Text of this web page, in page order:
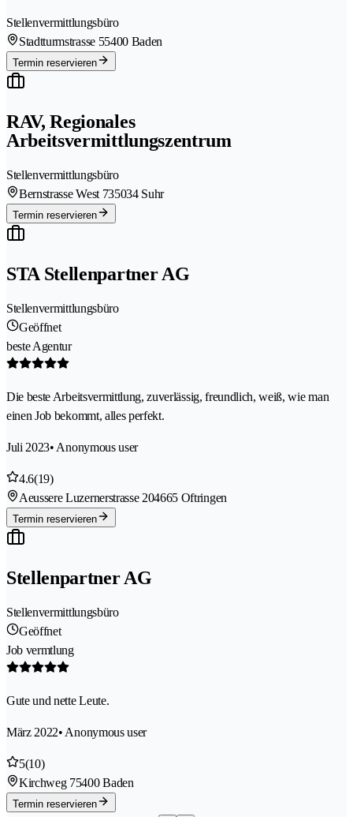
Stellenvermittlungsbüro
Stadtturmstrasse 55400 Baden
Termin reservieren
RAV, Regionales
Arbeitsvermittlungszentrum
Stellenvermittlungsbüro
Bernstrasse West 735034 Suhr
Termin reservieren
STA Stellenpartner AG
Stellenvermittlungsbüro
Geöffnet
beste Agentur
Die beste Arbeitsvermittlung, zuverlässig, freundlich, weiß, wie man
einen Job bekommt, alles perfekt.
Juli 2023• Anonymous user
4.6(19)
Aeussere Luzernerstrasse 204665 Oftringen
Termin reservieren
Stellenpartner AG
Stellenvermittlungsbüro
Geöffnet
Job vermtlung
Gute und nette Leute.
März 2022• Anonymous user
5(10)
Kirchweg 75400 Baden
Termin reservieren